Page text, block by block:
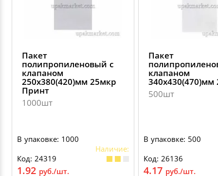
Пакет
полипропиленовый с
клапаном
250х380(420)мм 25мкр
Принт
1000шт
В упаковке: 1000
Наличие:
Код: 24319
1.92 руб./шт.
Пакет
клапаном
340х430(470)мм
500шт
В упаковке: 500
Код: 26136
4.17 руб./шт.